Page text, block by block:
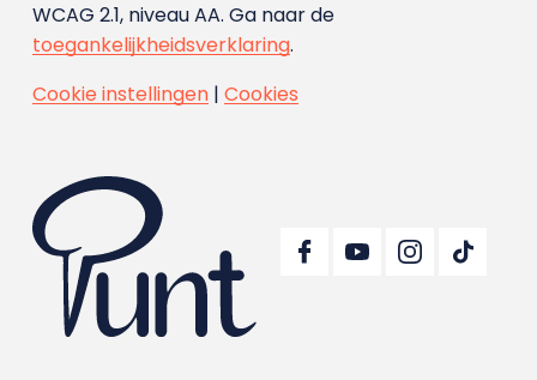
WCAG 2.1, niveau AA. Ga naar de
toegankelijkheidsverklaring.
Cookie instellingen| Cookies